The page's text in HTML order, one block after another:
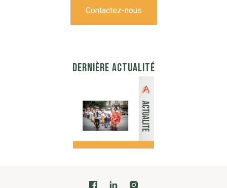
Contactez-nous
DERNIÈRE ACTUALITÉ